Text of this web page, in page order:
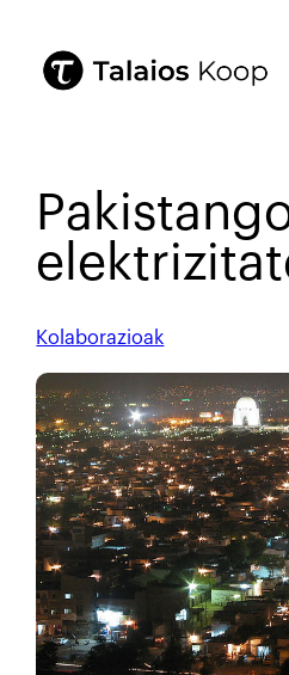
Kolaborazioak